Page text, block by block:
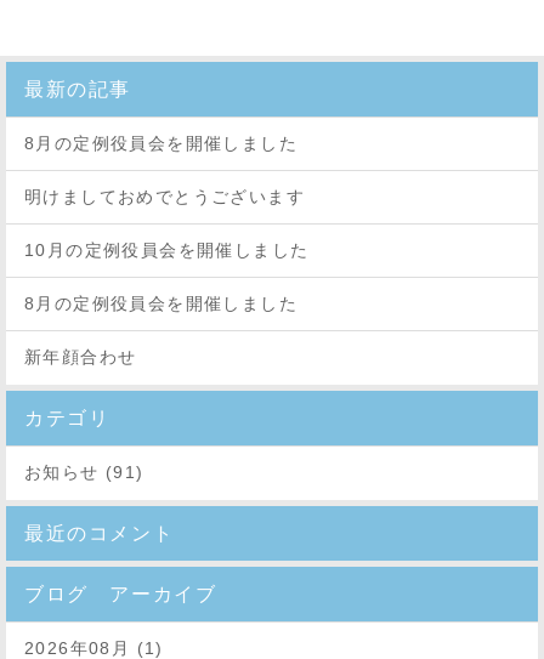
最新の記事
8月の定例役員会を開催しました
明けましておめでとうございます
10月の定例役員会を開催しました
8月の定例役員会を開催しました
新年顔合わせ
カテゴリ
お知らせ (91)
最近のコメント
ブログ アーカイブ
2026年08月 (1)